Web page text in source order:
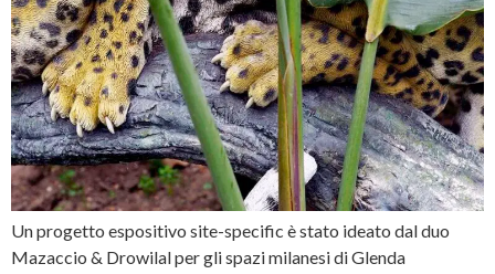
Un progetto espositivo site-specific è stato ideato dal duo
Mazaccio & Drowilal per gli spazi milanesi di Glenda